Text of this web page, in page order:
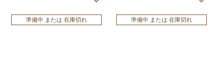
準備中 または 在庫切れ 準備中 または 在庫切れ